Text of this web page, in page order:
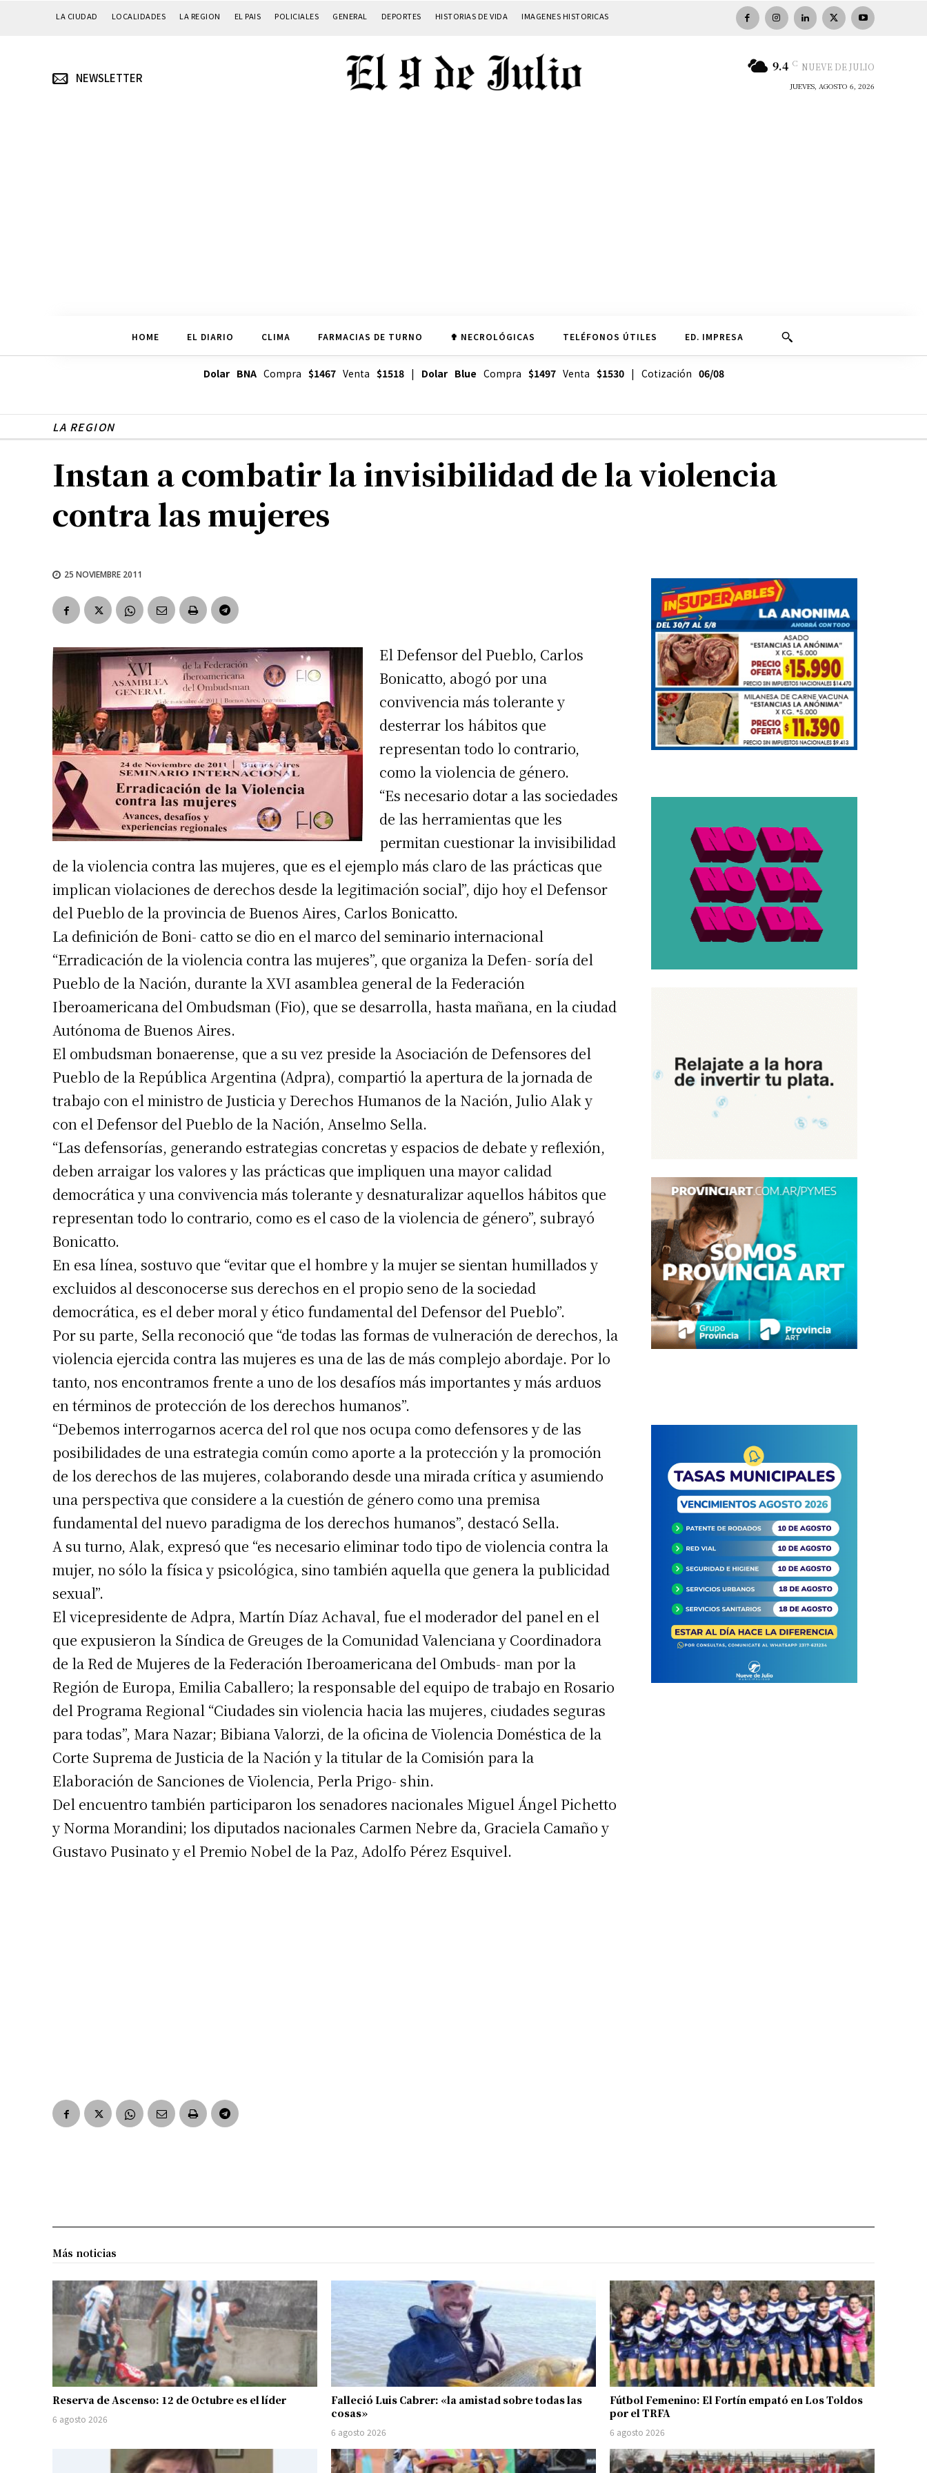
Suscribirme gratis
Dirección de correo electrónico *
Nombre
Apellidos
Número de teléfono
LA CIUDAD LOCALIDADES LA REGION EL PAIS POLICIALES GENERAL DEPORTES HISTORIAS DE VIDA IMAGENES HISTORICAS
NEWSLETTER
9.4 C NUEVE DE JULIO
JUEVES, AGOSTO 6, 2026
HOME EL DIARIO CLIMA FARMACIAS DE TURNO ✟ NECROLÓGICAS TELÉFONOS ÚTILES ED. IMPRESA
Dolar BNACompra $1467Venta $1518| Dolar Blue Compra $1497Venta $1530| Cotización 06/08
LA REGION
Instan a combatir la invisibilidad de la violencia
contra las mujeres
25 NOVIEMBRE 2011
El Defensor del Pueblo, Carlos
Bonicatto, abogó por una
convivencia más tolerante y
desterrar los hábitos que
representan todo lo contrario,
como la violencia de género.
“Es necesario dotar a las sociedades
de las herramientas que les
permitan cuestionar la invisibilidad
de la violencia contra las mujeres, que es el ejemplo más claro de las prácticas que
implican violaciones de derechos desde la legitimación social”, dijo hoy el Defensor
del Pueblo de la provincia de Buenos Aires, Carlos Bonicatto.
La definición de Boni- catto se dio en el marco del seminario internacional
“Erradicación de la violencia contra las mujeres”, que organiza la Defen- soría del
Pueblo de la Nación, durante la XVI asamblea general de la Federación
Iberoamericana del Ombudsman (Fio), que se desarrolla, hasta mañana, en la ciudad
Autónoma de Buenos Aires.
El ombudsman bonaerense, que a su vez preside la Asociación de Defensores del
Pueblo de la República Argentina (Adpra), compartió la apertura de la jornada de
trabajo con el ministro de Justicia y Derechos Humanos de la Nación, Julio Alak y
con el Defensor del Pueblo de la Nación, Anselmo Sella.
“Las defensorías, generando estrategias concretas y espacios de debate y reflexión,
deben arraigar los valores y las prácticas que impliquen una mayor calidad
democrática y una convivencia más tolerante y desnaturalizar aquellos hábitos que
representan todo lo contrario, como es el caso de la violencia de género”, subrayó
Bonicatto.
En esa línea, sostuvo que “evitar que el hombre y la mujer se sientan humillados y
excluidos al desconocerse sus derechos en el propio seno de la sociedad
democrática, es el deber moral y ético fundamental del Defensor del Pueblo”.
Por su parte, Sella reconoció que “de todas las formas de vulneración de derechos, la
violencia ejercida contra las mujeres es una de las de más complejo abordaje. Por lo
tanto, nos encontramos frente a uno de los desafíos más importantes y más arduos
en términos de protección de los derechos humanos”.
“Debemos interrogarnos acerca del rol que nos ocupa como defensores y de las
posibilidades de una estrategia común como aporte a la protección y la promoción
de los derechos de las mujeres, colaborando desde una mirada crítica y asumiendo
una perspectiva que considere a la cuestión de género como una premisa
fundamental del nuevo paradigma de los derechos humanos”, destacó Sella.
A su turno, Alak, expresó que “es necesario eliminar todo tipo de violencia contra la
mujer, no sólo la física y psicológica, sino también aquella que genera la publicidad
sexual”.
El vicepresidente de Adpra, Martín Díaz Achaval, fue el moderador del panel en el
que expusieron la Síndica de Greuges de la Comunidad Valenciana y Coordinadora
de la Red de Mujeres de la Federación Iberoamericana del Ombuds- man por la
Región de Europa, Emilia Caballero; la responsable del equipo de trabajo en Rosario
del Programa Regional “Ciudades sin violencia hacia las mujeres, ciudades seguras
para todas”, Mara Nazar; Bibiana Valorzi, de la oficina de Violencia Doméstica de la
Corte Suprema de Justicia de la Nación y la titular de la Comisión para la
Elaboración de Sanciones de Violencia, Perla Prigo- shin.
Del encuentro también participaron los senadores nacionales Miguel Ángel Pichetto
y Norma Morandini; los diputados nacionales Carmen Nebre da, Graciela Camaño y
Gustavo Pusinato y el Premio Nobel de la Paz, Adolfo Pérez Esquivel.
Más noticias
Reserva de Ascenso: 12 de Octubre es el líder
6 agosto 2026
Falleció Luis Cabrer: «la amistad sobre todas las
cosas»
6 agosto 2026
Fútbol Femenino: El Fortín empató en Los Toldos
por el TRFA
6 agosto 2026